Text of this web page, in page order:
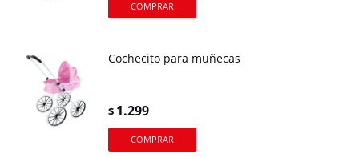
Cochecito para muñecas
$ 1.299